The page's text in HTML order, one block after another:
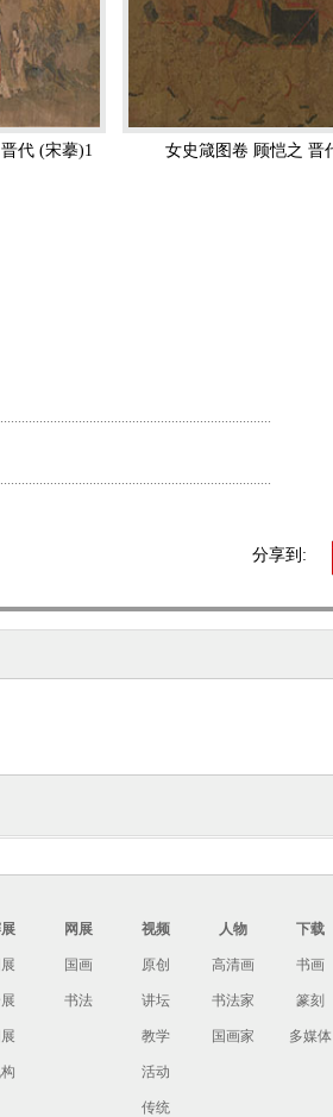
等，细致生动地描写了江南的秀丽景色，
样，都因相传错脱，不易通读，只能揣其
、东王公、七佛、夏殷与大列女、北风诗
的优劣。而全篇最前段，特别谈到：“凡
风和艺术水平。《女史箴图》可以算作一
后贾氏。其内容是教育封建宫廷妇女们如
春云浮空，流水行地”。在《女史箴图》中
失落了爱情的感伤的诗篇《洛神赋》，是
氏来会他，悲痛之余作了一篇《感甄赋
曹叡将它改名为《洛神赋》。《洛神赋图
物形象基本上类似，只在构图上有景物
遥望，那寄寓着他的苦恋的、美丽的洛水
代绘画发展上有重要的地位。
的文章。但文字中有很多错乱，但大致可
跳到深谷中取桃子来考察其弟子们，其中
体仪，羽秀而详轩尾翼”，白虎“匍石饮水
可以看出也是从求仙访道的思想出发的。
代 (宋摹)1 女史箴图卷 顾恺之 晋
分享到:
网展
国画
书法
视频
原创
讲坛
教学
活动
传统
人物
高清画
书法家
国画家
下载
书画
篆刻
多媒体